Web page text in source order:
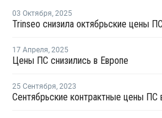
03 Октября, 2025
Trinseo снизила октябрьские цены
17 Апреля, 2025
Цены ПС снизились в Европе
25 Сентября, 2023
Сентябрьские контрактные цены ПС